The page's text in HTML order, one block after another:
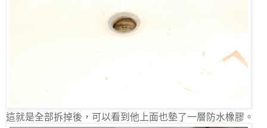
這就是全部拆掉後，可以看到他上面也墊了一層防水橡膠。